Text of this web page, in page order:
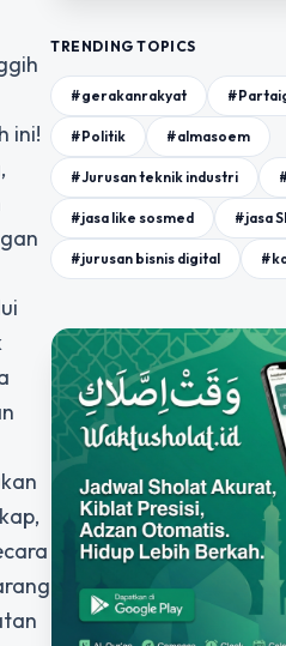
ini!
TRENDING TOPICS
#gerakanrakyat
#Politik #almasoem
#Jurusan teknik industri
#jasa like sosmed #jasa
#jurusan bisnis digital